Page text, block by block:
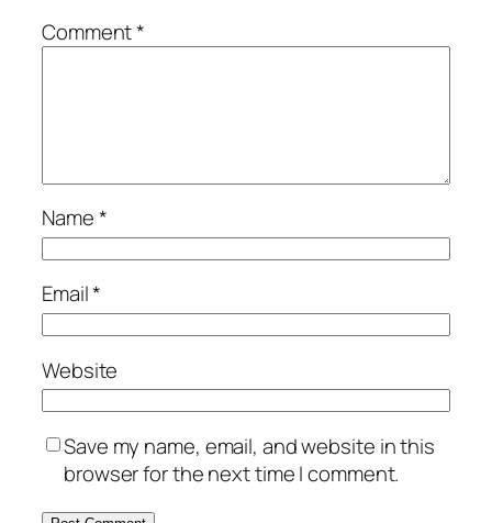
Comment*
Name*
Email*
Website
Save my name, email, and website in this
browser for the next time I comment.